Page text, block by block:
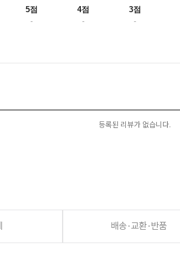
5점
-
4점
-
3점
-
등록된 리뷰가 없습니다.
배송·교환·반품